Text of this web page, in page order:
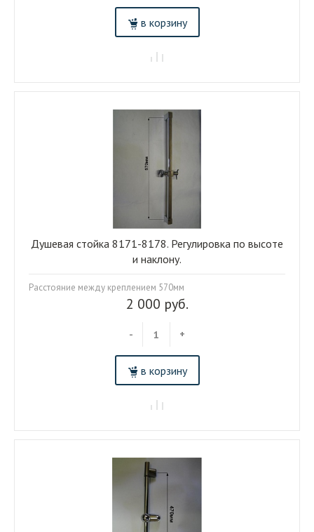
в корзину
2 000 руб.
- +
в корзину
Душевая стойка 8171-8178. Регулировка по высоте
и наклону.
Расстояние между креплением 570мм